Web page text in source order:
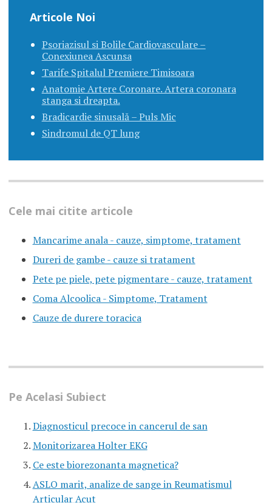
Articole Noi
Psoriazisul si Bolile Cardiovasculare –
Conexiunea Ascunsa
Tarife Spitalul Premiere Timisoara
Anatomie Artere Coronare. Artera coronara
stanga si dreapta.
Bradicardie sinusală – Puls Mic
Sindromul de QT lung
Cele mai citite articole
Mancarime anala - cauze, simptome, tratament
Dureri de gambe - cauze si tratament
Pete pe piele, pete pigmentare - cauze, tratament
Coma Alcoolica - Simptome, Tratament
Cauze de durere toracica
Pe Acelasi Subiect
Diagnosticul precoce in cancerul de san
Monitorizarea Holter EKG
Ce este biorezonanta magnetica?
ASLO marit, analize de sange in Reumatismul
Articular Acut